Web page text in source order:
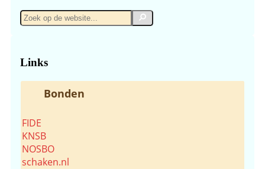
Zoek
op
Zoek
Links
Bonden
FIDE
KNSB
NOSBO
schaken.nl